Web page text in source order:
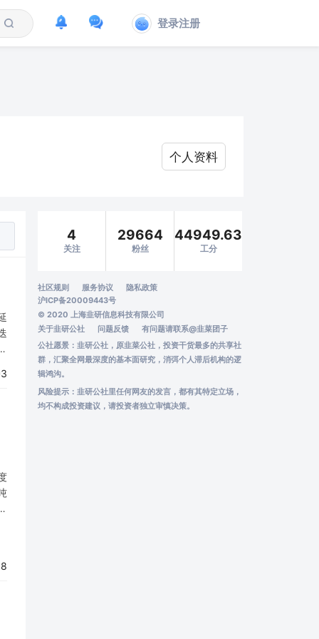
登录注册
个人资料
4
关注
29664
粉丝
44949.63
工分
社区规则 服务协议
隐私政策
沪ICP备20009443号
© 2020 上海韭研信息科技有限公司
关于韭研公社
问题反馈 有问题请联系@韭菜团子
公社愿景：韭研公社，原韭菜公社，投资干货最多的共享社
群，汇聚全网最深度的基本面研究，消弭个人滞后机构的逻
辑鸿沟。
风险提示：韭研公社里任何网友的发言，都有其特定立场，
均不构成投资建议，请投资者独立审慎决策。